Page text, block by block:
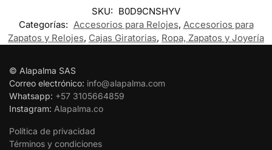
SKU: B0D9CNSHYV
Categorías: Accesorios para Relojes, Accesorios para
Zapatos y Relojes, Cajas Giratorias, Ropa, Zapatos y Joyería
© Alapalma SAS
Correo electrónico: info@alapalma.com
Whatsapp: +57 3105664859
Instagram: Alapalma.co
Política de privacidad
Términos y condiciones